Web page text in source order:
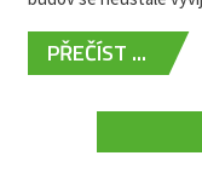
PŘEČÍST ...